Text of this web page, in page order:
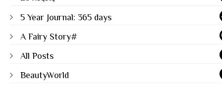
5 Year Journal: 365 days
A Fairy Story#
All Posts
BeautyWorld